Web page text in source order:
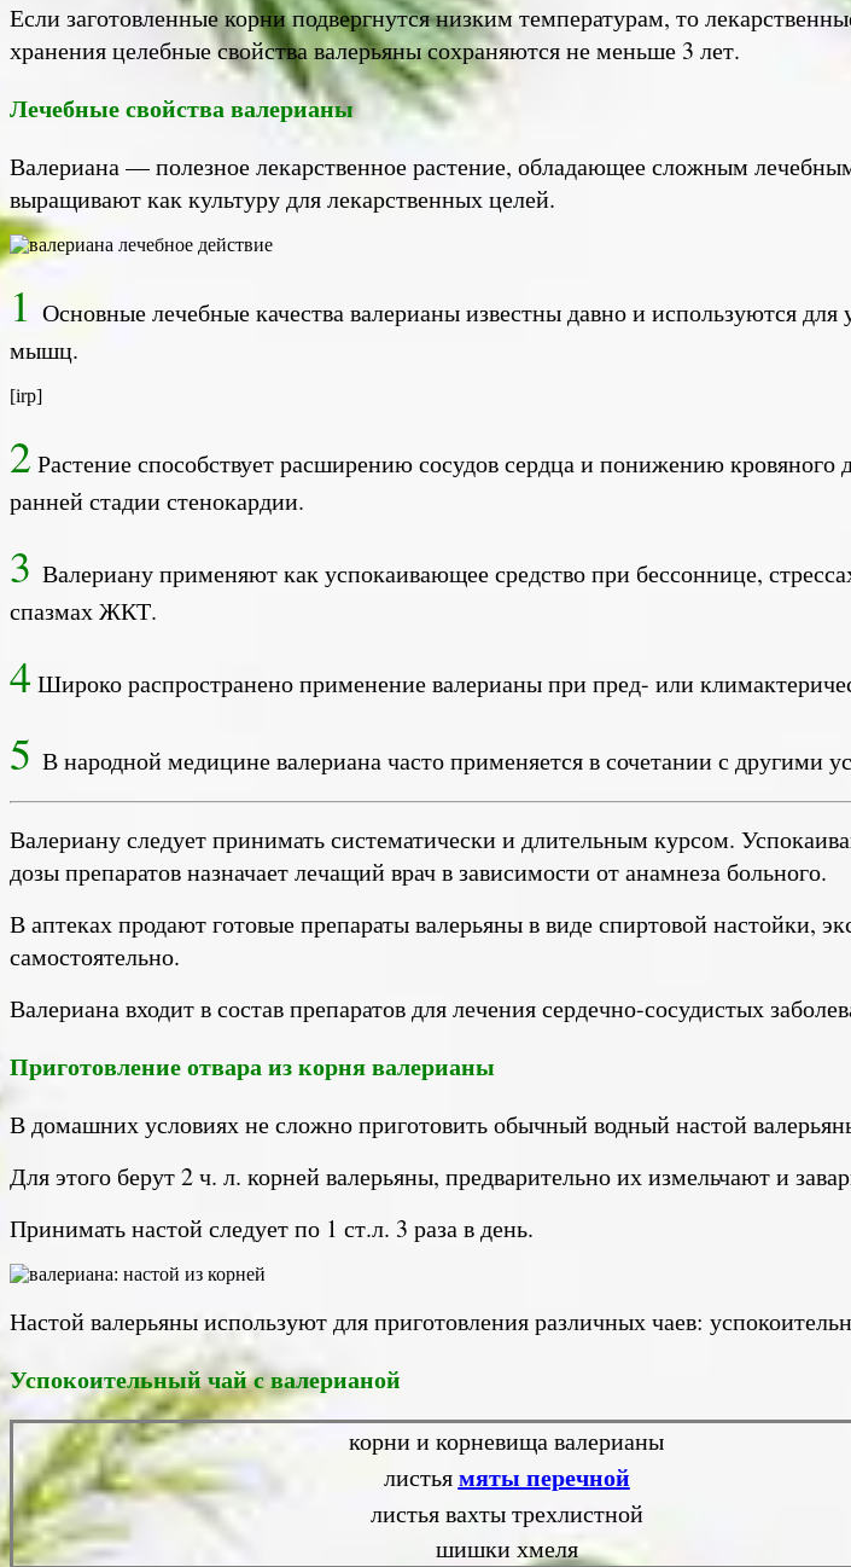
Если заготовленные корни подвергнутся низким температурам, то
хранения целебные свойства валерьяны сохраняются не меньше 3 лет.
Лечебные свойства валерианы
Валериана — полезное лекарственное растение, обладающее сложным
выращивают как культуру для лекарственных целей.
1 Основные лечебные качества валерианы известны давно и используются
мышц.
[irp]
2 Растение способствует расширению сосудов сердца и понижению
ранней стадии стенокардии.
3 Валериану применяют как успокаивающее средство при бессоннице,
спазмах ЖКТ.
4 Широко распространено применение валерианы при пред- или
5 В народной медицине валериана часто применяется в сочетании с
Валериану следует принимать систематически и длительным курсом.
дозы препаратов назначает лечащий врач в зависимости от анамнеза больного.
В аптеках продают готовые препараты валерьяны в виде спиртовой настойки,
самостоятельно.
Валериана входит в состав препаратов для лечения сердечно-сосудистых
Приготовление отвара из корня валерианы
В домашних условиях не сложно приготовить обычный водный настой
Для этого берут 2 ч. л. корней валерьяны, предварительно их измельчают и
Принимать настой следует по 1 ст.л. 3 раза в день.
Настой валерьяны используют для приготовления различных чаев:
Успокоительный чай с валерианой
корни и корневища валерианы
листьямяты перечной
листья вахты трехлистной
шишки хмеля